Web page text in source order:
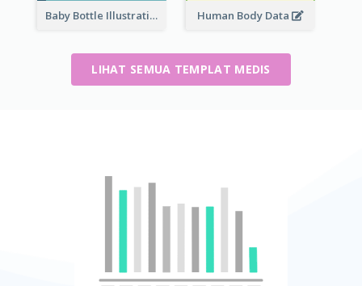
Baby Bottle Illustration Human Body Data
LIHAT SEMUA TEMPLAT MEDIS